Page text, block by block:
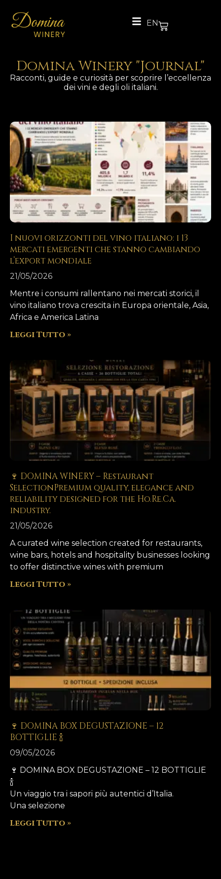
EN
Domina Winery "Journal"
Racconti, guide e curiosità per scoprire l’eccellenza
dei vini e degli oli italiani.
I nuovi orizzonti del vino italiano: i 13
mercati emergenti che stanno cambiando
l’export mondiale
21/05/2026
Mentre i consumi rallentano nei mercati storici, il
vino italiano trova crescita in Europa orientale, Asia,
Africa e America Latina
Leggi Tutto »
🍷 DOMINA WINERY – Restaurant
SelectionPremium quality, elegance and
reliability designed for the Ho.Re.Ca.
industry.
21/05/2026
A curated wine selection created for restaurants,
wine bars, hotels and hospitality businesses looking
to offer distinctive wines with premium
Leggi Tutto »
🍷 DOMINA BOX DEGUSTAZIONE – 12
BOTTIGLIE 🍾
09/05/2026
🍷 DOMINA BOX DEGUSTAZIONE – 12 BOTTIGLIE
🍾
Un viaggio tra i sapori più autentici d’Italia.
Una selezione
Leggi Tutto »